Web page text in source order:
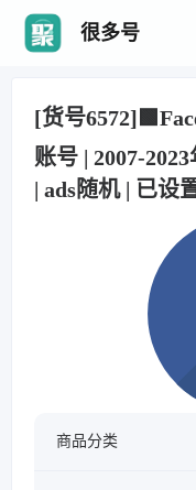
很多号
[货号
账号 | 2007-
| ads随机 | 已设
商品分类